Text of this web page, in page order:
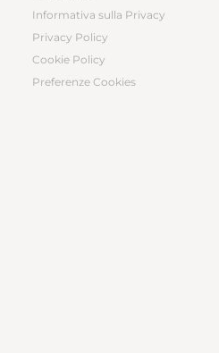
Informativa sulla Privacy
Privacy Policy
Cookie Policy
Preferenze Cookies